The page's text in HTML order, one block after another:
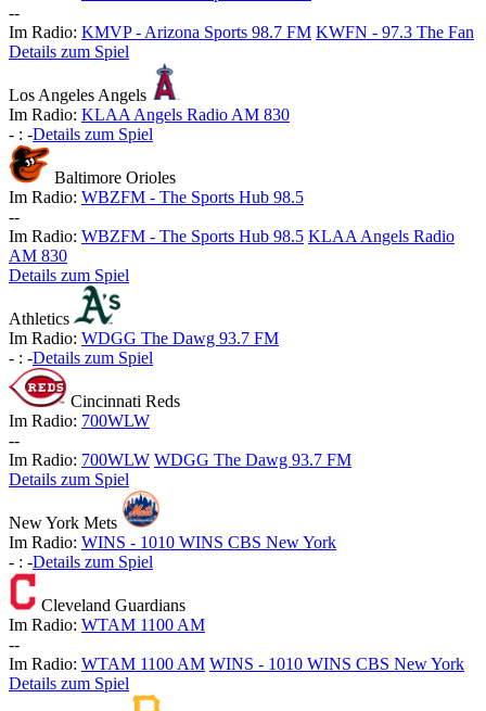
--
Im Radio: KMVP - Arizona Sports 98.7 FM KWFN - 97.3 The Fan
Details zum Spiel
Los Angeles Angels
Im Radio: KLAA Angels Radio AM 830
- : -Details zum Spiel
Baltimore Orioles
Im Radio: WBZFM - The Sports Hub 98.5
--
Im Radio: WBZFM - The Sports Hub 98.5 KLAA Angels Radio
AM 830
Details zum Spiel
Athletics
Im Radio: WDGG The Dawg 93.7 FM
- : -Details zum Spiel
Cincinnati Reds
Im Radio: 700WLW
--
Im Radio: 700WLW WDGG The Dawg 93.7 FM
Details zum Spiel
New York Mets
Im Radio: WINS - 1010 WINS CBS New York
- : -Details zum Spiel
Cleveland Guardians
Im Radio: WTAM 1100 AM
--
Im Radio: WTAM 1100 AM WINS - 1010 WINS CBS New York
Details zum Spiel